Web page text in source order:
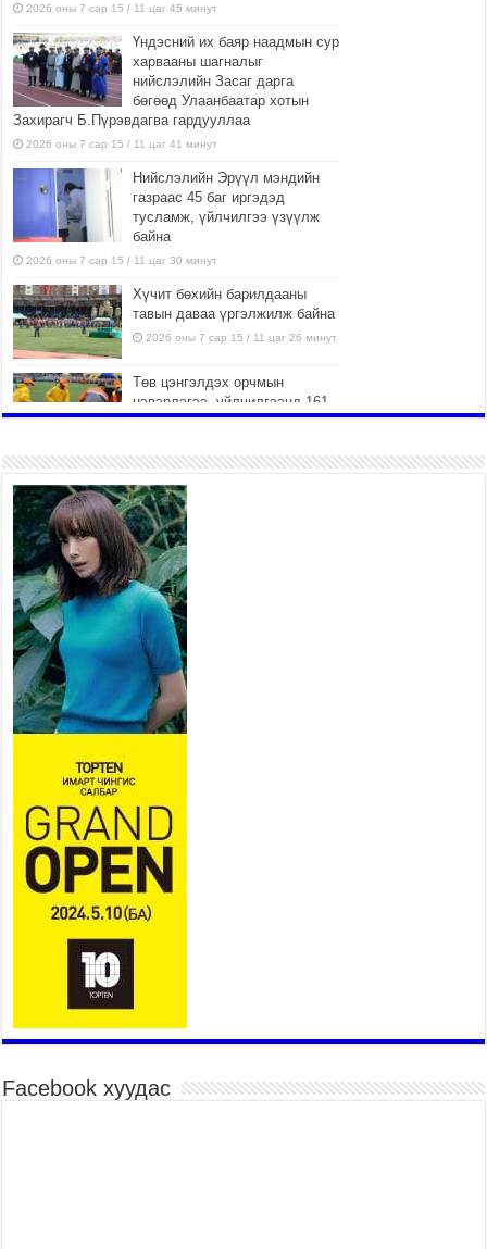
2026 оны 7 сар 15 / 11 цаг 45 минут
Үндэсний их баяр наадмын сур
харвааны шагналыг
нийслэлийн Засаг дарга
бөгөөд Улаанбаатар хотын
Захирагч Б.Пүрэвдагва гардууллаа
2026 оны 7 сар 15 / 11 цаг 41 минут
Нийслэлийн Эрүүл мэндийн
газраас 45 баг иргэдэд
тусламж, үйлчилгээ үзүүлж
байна
2026 оны 7 сар 15 / 11 цаг 30 минут
Хүчит бөхийн барилдааны
тавын даваа үргэлжилж байна
2026 оны 7 сар 15 / 11 цаг 26 минут
Төв цэнгэлдэх орчмын
цэвэрлэгээ, үйлчилгээнд 161
ажилтан, 27 техниктэй
2026 оны 7 сар 15 / 11 цаг 22 минут
Наадмын амралтын өдрүүдэд
нийслэлийн эрүүл мэндийн
байгууллагууд дараах
хуваарийн дагуу ажиллана
2026 оны 7 сар 15 / 11 цаг 18 минут
Үндэсний их баяр наадам эхэллээ
2026 оны 7 сар 15 / 11 цаг 14 минут
Үер усны аюулаас сэргийлж, нийслэлийн Онцгой
байдлын газрын 162 алба хаагч үүрэг гүйцэтгэж
байна
2026 оны 7 сар 15 / 11 цаг 07 минут
Үндэсний их сурын харваанд 850 харваач цэц
мэргэнээ сорьж байна
2026 оны 7 сар 15 / 11 цаг 03 минут
Төв цэнгэлдэхийн эргэн тойронд
2026 оны 7 сар 15 / 10 цаг 58 минут
Үндэсний их баяр наадмын шагайн харваа
насанд хүрэгчдийн багийн харваагаар
үргэлжилж байна
2026 оны 7 сар 15 / 10 цаг 52 минут
Үндэсний их баяр наадмын хүчит бөхийн
барилдаан эхэллээ
2026 оны 7 сар 15 / 10 цаг 46 минут
Үндэсний хувцасны өдрийг тохиолдуулан
“Дээлтэй монгол наадам” боллоо
Facebook хуудас